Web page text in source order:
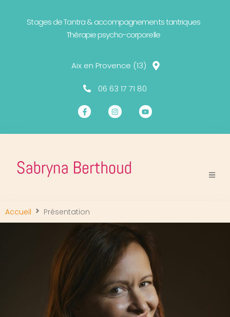
Stages de Tantra & accompagnements tantriques
Thérapie psycho-corporelle
Aix en Provence (13)
06 63 17 71 80
Accueil Présentation